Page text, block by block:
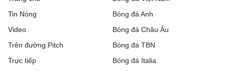
Tin Nóng
Video
Trên đường Pitch
Trực tiếp
Bóng đá Anh
Bóng đá Châu Âu
Bóng đá TBN
Bóng đá Italia